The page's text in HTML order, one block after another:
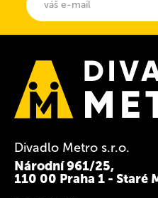
Divadlo Metro s.r.o.
Národní 961/25,
110 00 Praha 1 - Staré